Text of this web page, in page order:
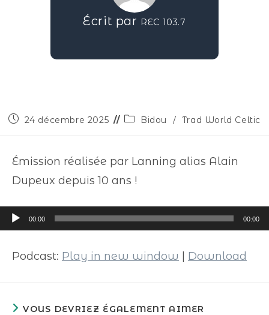
Écrit par REC 103.7
24 décembre 2025 Bidou / Trad World Celtic
Émission réalisée par Lanning alias Alain
Dupeux depuis 10 ans !
Lecteur
audio
00:00 00:00
Podcast: Play in new window Download
VOUS DEVRIEZ ÉGALEMENT AIMER